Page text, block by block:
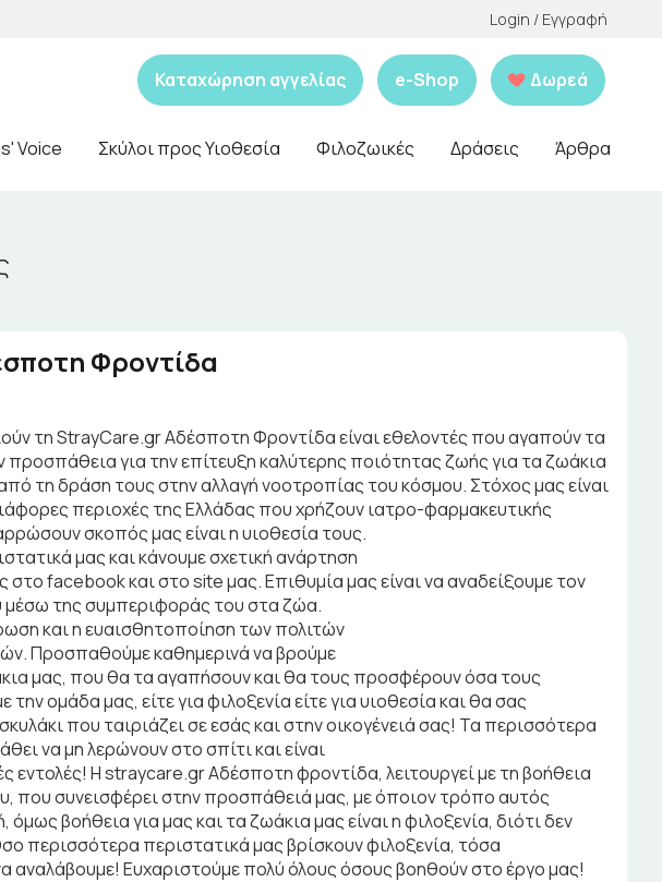
Login / Εγγραφή
Καταχώρηση αγγελίας e-Shop Δωρεά
Voice Σκύλοι προς Υιοθεσία Φιλοζωικές Δράσεις Άρθρα
Φροντίδα
τη StrayCare.gr Aδέσποτη Φροντίδα είναι εθελοντές που αγαπούν τα
προσπάθεια για την επίτευξη καλύτερης ποιότητας ζωής για τα ζωάκια
τη δράση τους στην αλλαγή νοοτροπίας του κόσμου. Στόχος μας είναι
περιοχές της Ελλάδας που χρήζουν ιατρο-φαρμακευτικής
σκοπός μας είναι η υιοθεσία τους.
μας και κάνουμε σχετική ανάρτηση
στο facebook και στο site μας. Επιθυμία μας είναι να αναδείξουμε τον
της συμπεριφοράς του στα ζώα.
και η ευαισθητοποίηση των πολιτών
Προσπαθούμε καθημερινά να βρούμε
μας, που θα τα αγαπήσουν και θα τους προσφέρουν όσα τους
την ομάδα μας, είτε για φιλοξενία είτε για υιοθεσία και θα σας
που ταιριάζει σε εσάς και στην οικογένειά σας! Τα περισσότερα
να μη λερώνουν στο σπίτι και είναι
εντολές! Η straycare.gr Αδέσποτη φροντίδα, λειτουργεί με τη βοήθεια
που συνεισφέρει στην προσπάθειά μας, με όποιον τρόπο αυτός
όμως βοήθεια για μας και τα ζωάκια μας είναι η φιλοξενία, διότι δεν
περισσότερα περιστατικά μας βρίσκουν φιλοξενία, τόσα
αναλάβουμε! Ευχαριστούμε πολύ όλους όσους βοηθούν στο έργο μας!